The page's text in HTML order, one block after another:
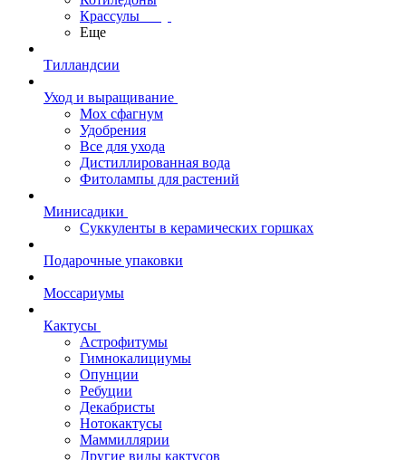
Крассулы
Еще
Тилландсии
Уход и выращивание
Мох сфагнум
Удобрения
Все для ухода
Дистиллированная вода
Фитолампы для растений
Минисадики
Суккуленты в керамических горшках
Подарочные упаковки
Моссариумы
Кактусы
Астрофитумы
Гимнокалициумы
Опунции
Ребуции
Декабристы
Нотокактусы
Маммиллярии
Другие виды кактусов